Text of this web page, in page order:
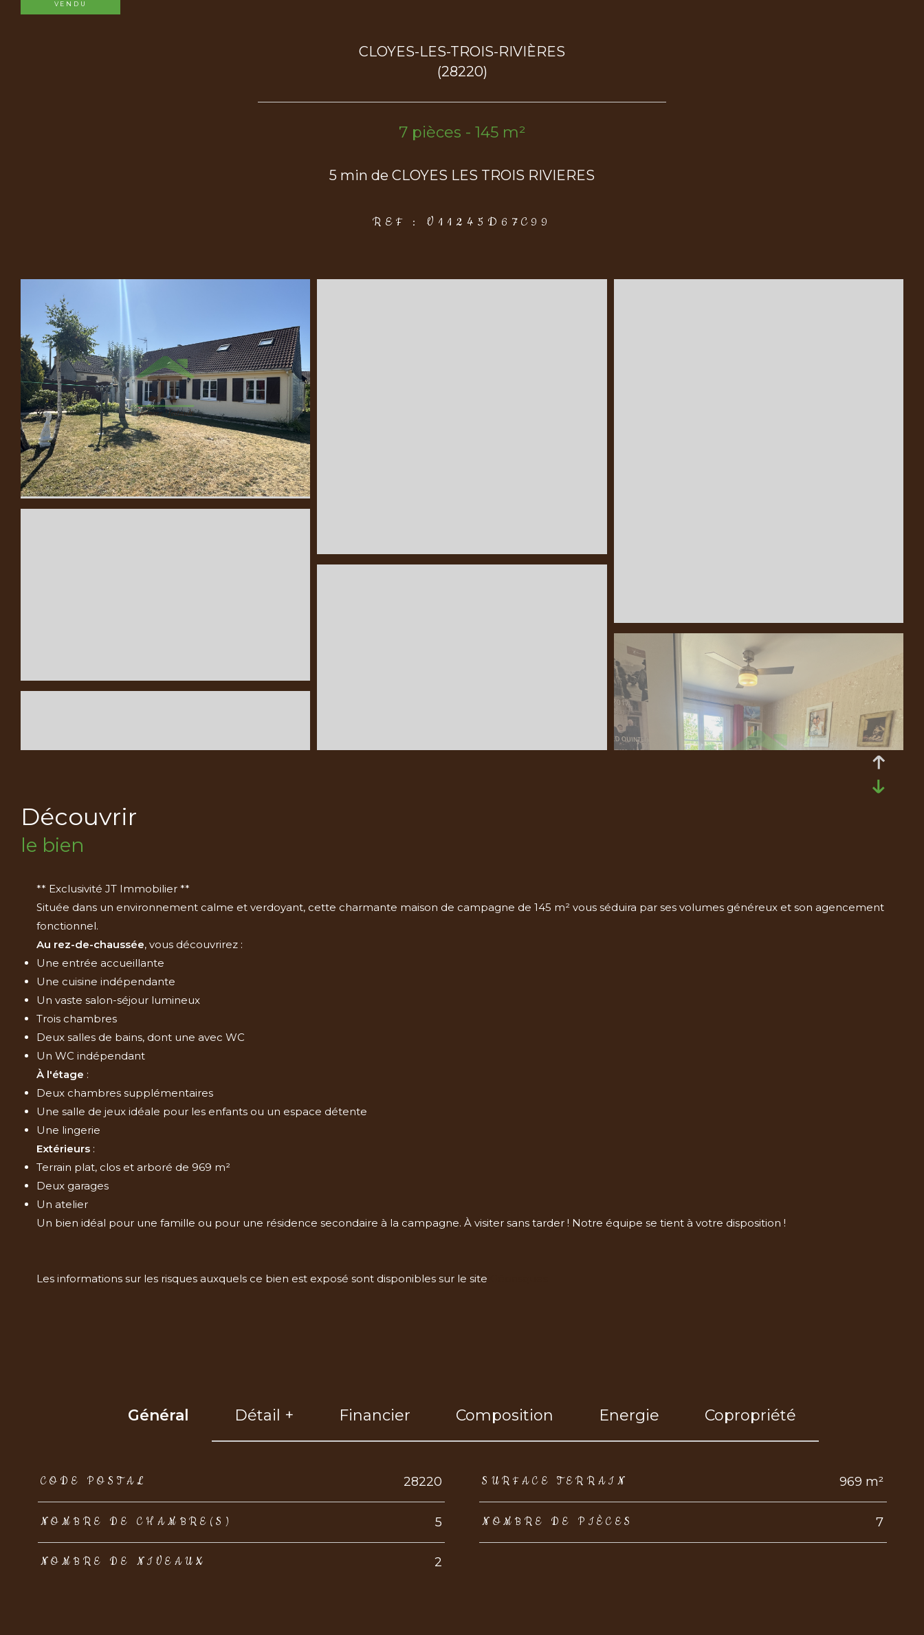
VENDU
CLOYES-LES-TROIS-RIVIÈRES
(28220)
7 pièces - 145 m²
5 min de CLOYES LES TROIS RIVIERES
REF : V11245D67C99
découvrir
le bien
** Exclusivité JT Immobilier **
Située dans un environnement calme et verdoyant, cette charmante maison de campagne de 145 m² vous séduira par ses volumes généreux et son agencement
fonctionnel.
Au rez-de-chaussée, vous découvrirez :
Une entrée accueillante
Une cuisine indépendante
Un vaste salon-séjour lumineux
Trois chambres
Deux salles de bains, dont une avec WC
Un WC indépendant
À l'étage :
Deux chambres supplémentaires
Une salle de jeux idéale pour les enfants ou un espace détente
Une lingerie
Extérieurs:
Terrain plat, clos et arboré de 969 m²
Deux garages
Un atelier
Un bien idéal pour une famille ou pour une résidence secondaire à la campagne. À visiter sans tarder ! Notre équipe se tient à votre disposition !
Les informations sur les risques auxquels ce bien est exposé sont disponibles sur le site
Général Détail + Financier Composition Energie Copropriété
TRAD_ZEPHYR_Caracteristique
CODE POSTAL 28220 SURFACE TERRAIN 969 m²
NOMBRE DE CHAMBRE(S) 5 NOMBRE DE PIÈCES 7
NOMBRE DE NIVEAUX 2